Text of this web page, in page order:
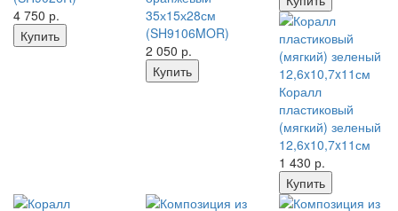
4 750 р.
Купить
35х15х28см
(SH9106MOR)
2 050 р.
Купить
Коралл
пластиковый
(мягкий) зеленый
12,6x10,7x11см
1 430 р.
Купить